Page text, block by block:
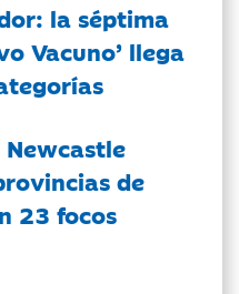
la séptima
Vacuno’ llega
Newcastle
de
23 focos